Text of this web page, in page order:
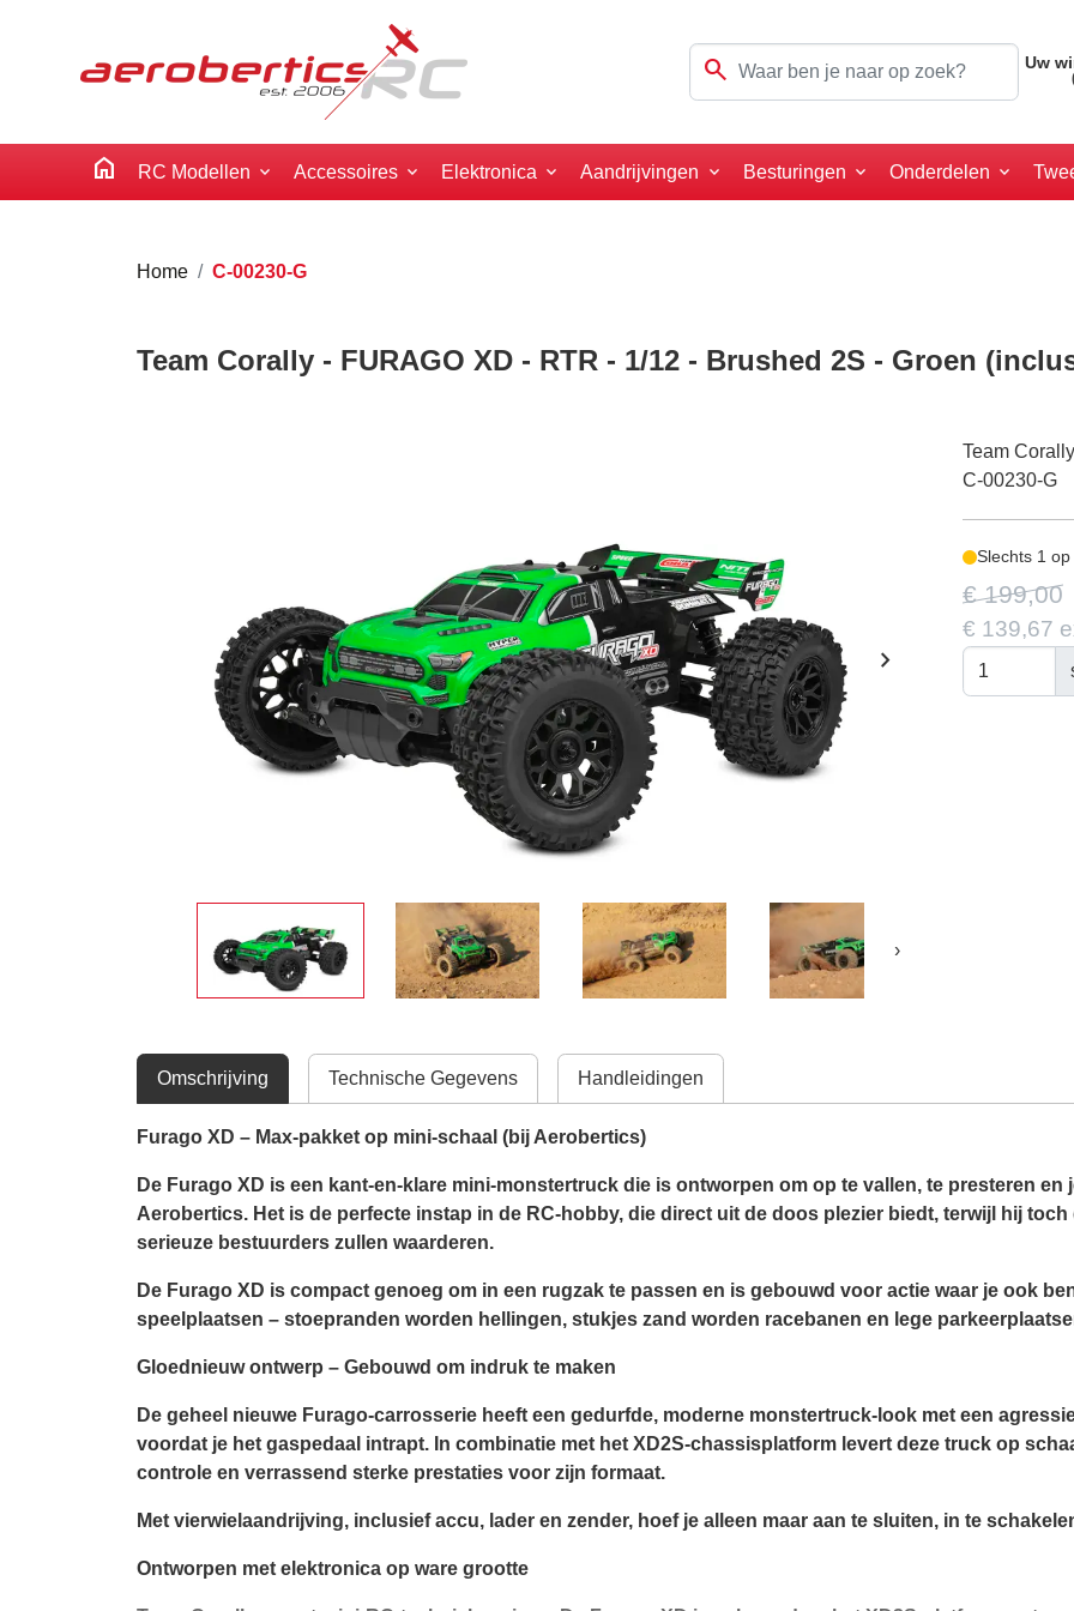
search Uw
home RC Modellen Accessoires Elektronica Aandrijvingen Besturingen Onderdelen
Home C-00230-G
Team Corally - FURAGO XD - RTR - 1/12 - Brushed 2S - Groen
chevron_right
›
Team Corally
C-00230-G
Slechts 1
€ 199,00
€ 139,67
Omschrijving Technische Gegevens Handleidingen
Furago XD – Max-pakket op mini-schaal (bij Aerobertics)
De Furago XD is een kant-en-klare mini-monstertruck die is ontworpen om op te vallen, te presteren
Aerobertics. Het is de perfecte instap in de RC-hobby, die direct uit de doos plezier biedt, terwijl hij
serieuze bestuurders zullen waarderen.
De Furago XD is compact genoeg om in een rugzak te passen en is gebouwd voor actie waar je ook
speelplaatsen – stoepranden worden hellingen, stukjes zand worden racebanen en lege
Gloednieuw ontwerp – Gebouwd om indruk te maken
De geheel nieuwe Furago-carrosserie heeft een gedurfde, moderne monstertruck-look met een
voordat je het gaspedaal intrapt. In combinatie met het XD2S-chassisplatform levert deze truck op
controle en verrassend sterke prestaties voor zijn formaat.
Met vierwielaandrijving, inclusief accu, lader en zender, hoef je alleen maar aan te sluiten, in te
Ontworpen met elektronica op ware grootte